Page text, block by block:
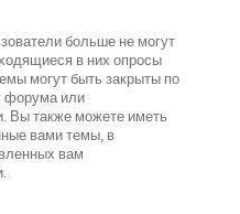
больше не могут
в них опросы
могут быть закрыты по
форума или
Вы также можете иметь
вами темы, в
вам